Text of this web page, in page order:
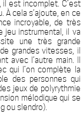
est incomplet. C’est
À cela s’ajoute, en ce
incroyable, de très
jeu instrumental, il va
une très grande
grandes vitesses, il
avec l’autre main. Il
qui l’on complète la
des personnes qui
jeux de polyrythmie
mélodique qui se
ou slendro).